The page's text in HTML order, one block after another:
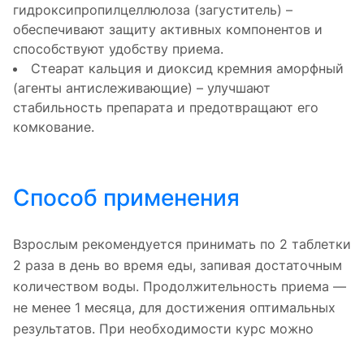
гидроксипропилцеллюлоза (загуститель) –
обеспечивают защиту активных компонентов и
способствуют удобству приема.
Стеарат кальция и диоксид кремния аморфный
(агенты антислеживающие) – улучшают
стабильность препарата и предотвращают его
комкование.
Способ применения
Взрослым рекомендуется принимать по 2 таблетки
2 раза в день во время еды, запивая достаточным
количеством воды. Продолжительность приема —
не менее 1 месяца, для достижения оптимальных
результатов. При необходимости курс можно